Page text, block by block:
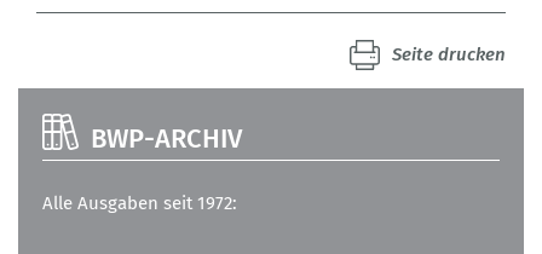
Seite drucken
BWP-ARCHIV
Alle Ausgaben seit 1972: